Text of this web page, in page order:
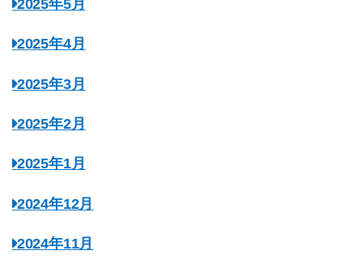
2025年5月
2025年4月
2025年3月
2025年2月
2025年1月
2024年12月
2024年11月